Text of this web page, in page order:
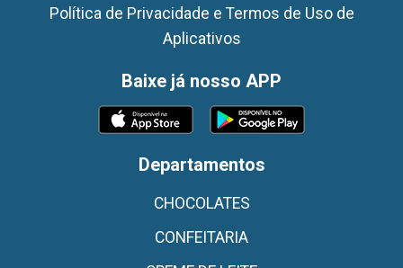
Política de Privacidade e Termos de Uso de
Aplicativos
Baixe já nosso APP
Departamentos
CHOCOLATES
CONFEITARIA